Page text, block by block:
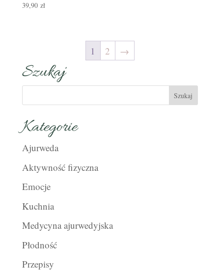
39,90 zł
1 2 →
Szukaj
Kategorie
Ajurweda
Aktywność fizyczna
Emocje
Kuchnia
Medycyna ajurwedyjska
Płodność
Przepisy